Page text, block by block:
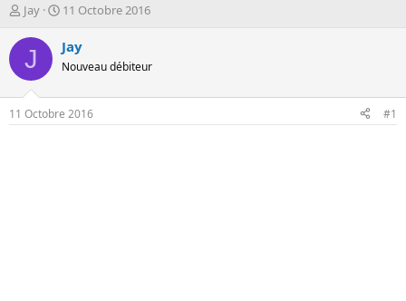
A
t
r
d
e
Jay
D
t
e
d
é
11 Octobre 2016
J Jay
Nouveau débiteur
11 Octobre 2016 #1